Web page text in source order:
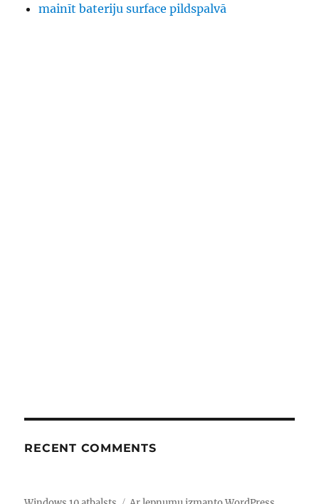
mainīt bateriju surface pildspalvā
RECENT COMMENTS